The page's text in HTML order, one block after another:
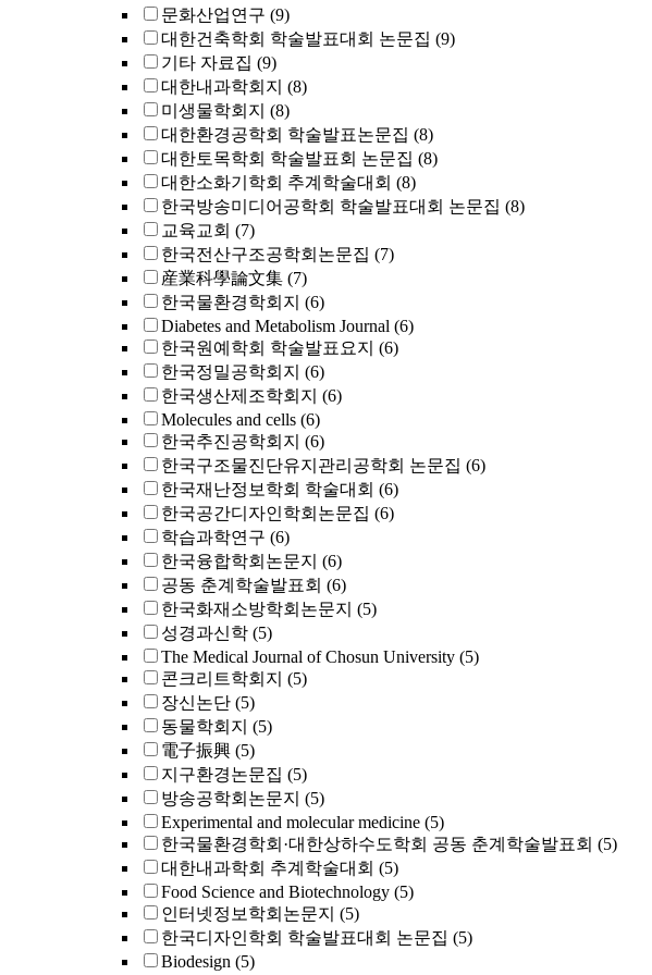
문화산업연구 (9)
대한건축학회 학술발표대회 논문집 (9)
기타 자료집 (9)
대한내과학회지 (8)
미생물학회지 (8)
대한환경공학회 학술발표논문집 (8)
대한토목학회 학술발표회 논문집 (8)
대한소화기학회 추계학술대회 (8)
한국방송미디어공학회 학술발표대회 논문집 (8)
교육교회 (7)
한국전산구조공학회논문집 (7)
産業科學論文集 (7)
한국물환경학회지 (6)
Diabetes and Metabolism Journal (6)
한국원예학회 학술발표요지 (6)
한국정밀공학회지 (6)
한국생산제조학회지 (6)
Molecules and cells (6)
한국추진공학회지 (6)
한국구조물진단유지관리공학회 논문집 (6)
한국재난정보학회 학술대회 (6)
한국공간디자인학회논문집 (6)
학습과학연구 (6)
한국융합학회논문지 (6)
공동 춘계학술발표회 (6)
한국화재소방학회논문지 (5)
성경과신학 (5)
The Medical Journal of Chosun University (5)
콘크리트학회지 (5)
장신논단 (5)
동물학회지 (5)
電子振興 (5)
지구환경논문집 (5)
방송공학회논문지 (5)
Experimental and molecular medicine (5)
한국물환경학회·대한상하수도학회 공동 춘계학술발표회 (5)
대한내과학회 추계학술대회 (5)
Food Science and Biotechnology (5)
인터넷정보학회논문지 (5)
한국디자인학회 학술발표대회 논문집 (5)
Biodesign (5)